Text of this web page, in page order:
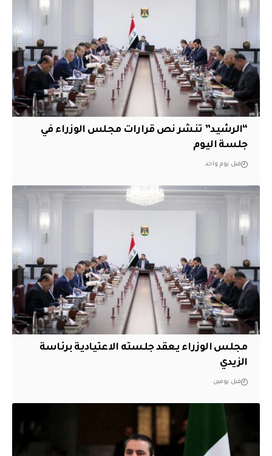
“الرشيد” تنشر نص قرارات مجلس الوزراء في
جلسة اليوم
قبل يوم واحد
مجلس الوزراء يعقد جلسته الاعتيادية برئاسة
الزيدي
قبل يومين